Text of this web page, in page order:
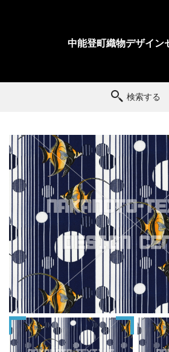
中能登町織物デザイン
検索する